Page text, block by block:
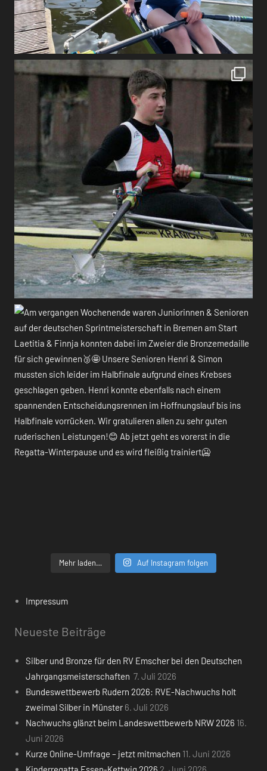
Mehr laden… Auf Instagram folgen
Impressum
Neueste Beiträge
Silber und Bronze für den RV Emscher bei den Deutschen
Jahrgangsmeisterschaften 7. Juli 2026
Bundeswettbewerb Rudern 2026: RVE-Nachwuchs holt
zweimal Silber in Münster 6. Juli 2026
Nachwuchs glänzt beim Landeswettbewerb NRW 2026 16.
Juni 2026
Kurze Online-Umfrage – jetzt mitmachen 11. Juni 2026